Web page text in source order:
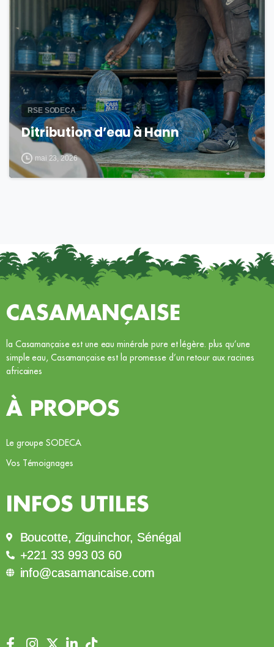
RSE SODECA
Ditribution d’eau à Hann
mai 23, 2026
CASAMANÇAISE
la Casamançaise est une eau minérale pure et légère. plus qu’une
simple eau, Casamançaise est la promesse d’un retour aux racines
africaines
À PROPOS
Le groupe SODECA
Vos Témoignages
INFOS UTILES
Boucotte, Ziguinchor, Sénégal
+221 33 993 03 60
info@casamancaise.com